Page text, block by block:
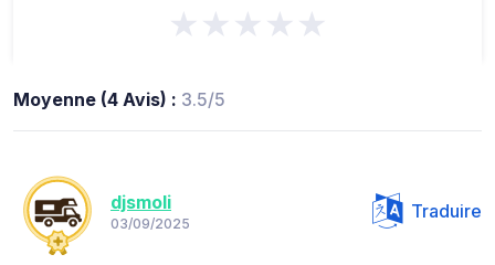
★★★★★
Moyenne (4 Avis) : 3.5/5
djsmoli
03/09/2025
Traduire